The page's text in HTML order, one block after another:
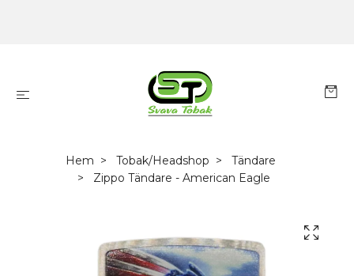
Hem Tobak/Headshop
Tändare
Zippo Tändare - American Eagle